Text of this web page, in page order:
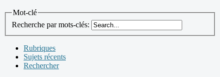
Mot-clé
Recherche par mots-clés:
Rubriques
Sujets récents
Rechercher